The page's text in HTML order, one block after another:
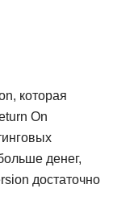
которая
On
денег,
достаточно